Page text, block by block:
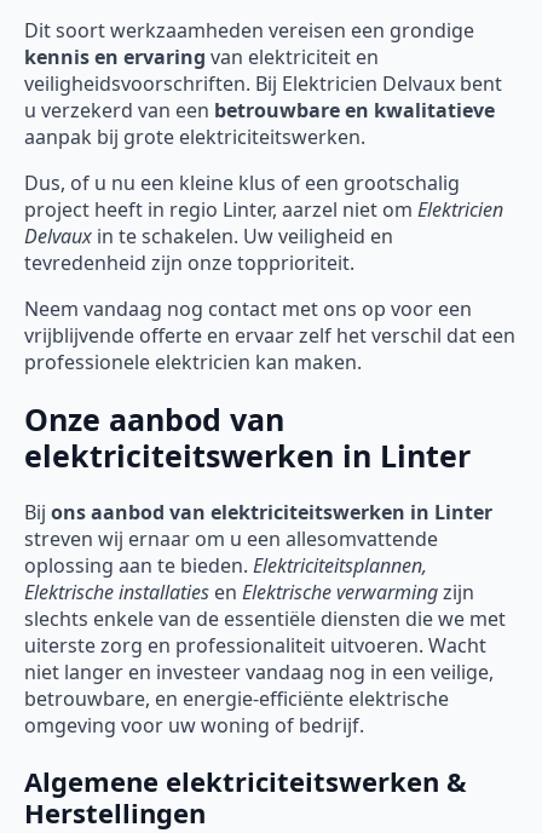
Dit soort werkzaamheden vereisen een grondige
kennis en ervaring van elektriciteit en
veiligheidsvoorschriften. Bij Elektricien Delvaux bent
u verzekerd van een betrouwbare en kwalitatieve
aanpak bij grote elektriciteitswerken.
Dus, of u nu een kleine klus of een grootschalig
project heeft in regio Linter, aarzel niet om Elektricien
Delvaux in te schakelen. Uw veiligheid en
tevredenheid zijn onze topprioriteit.
Neem vandaag nog contact met ons op voor een
vrijblijvende offerte en ervaar zelf het verschil dat een
professionele elektricien kan maken.
Onze aanbod van
elektriciteitswerken in Linter
Bij ons aanbod van elektriciteitswerken in Linter
streven wij ernaar om u een allesomvattende
oplossing aan te bieden. Elektriciteitsplannen,
Elektrische installaties en Elektrische verwarmingzijn
slechts enkele van de essentiële diensten die we met
uiterste zorg en professionaliteit uitvoeren. Wacht
niet langer en investeer vandaag nog in een veilige,
betrouwbare, en energie-efficiënte elektrische
omgeving voor uw woning of bedrijf.
Algemene elektriciteitswerken &
Herstellingen